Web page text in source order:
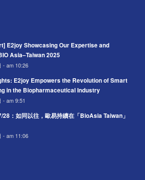
E2joy Showcasing Our Expertise and
Asia–Taiwan 2025
- am 10:26
E2joy Empowers the Revolution of Smart
in the Biopharmaceutical Industry
- am 9:51
28：如同以往，歐易持續在「BioAsia Taiwan」
- am 11:06